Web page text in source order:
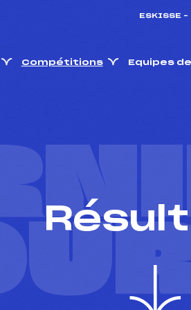
ESKISSE –
Compétitions Equipes